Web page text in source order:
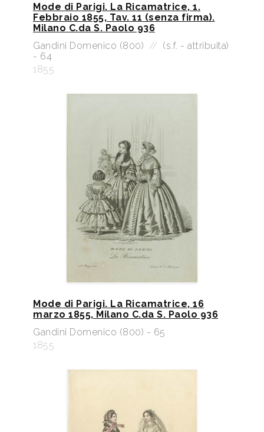
Mode di Parigi. La Ricamatrice, 1.
Febbraio 1855, Tav. 11 (senza firma).
Milano C.da S. Paolo 936
Gandini Domenico (800) // (s.f. - attribuita)
- 64
1855
Mode di Parigi. La Ricamatrice, 16
marzo 1855, Milano C.da S. Paolo 936
Gandini Domenico (800) - 65
1855